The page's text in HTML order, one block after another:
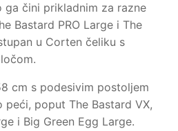
čini prikladnim za razne
Bastard PRO Large i The
u Corten čeliku s
cm s podesivim postoljem
peći, poput The Bastard VX,
i Big Green Egg Large.